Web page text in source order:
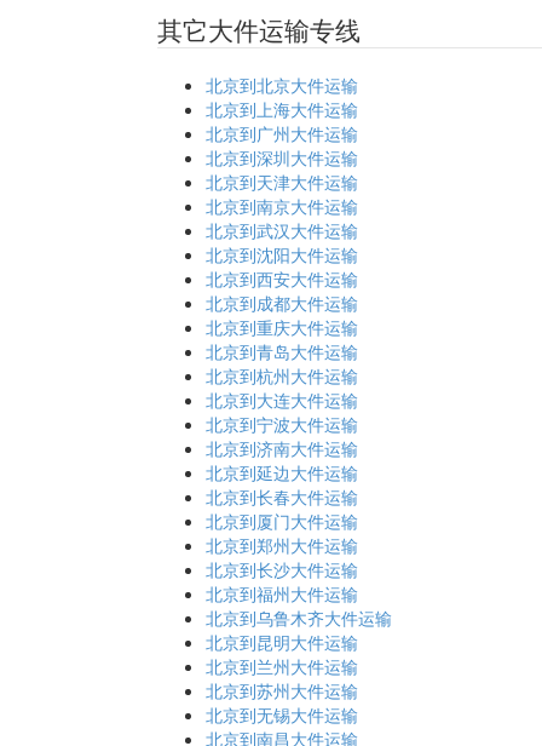
其它大件运输专线
北京到北京大件运输
北京到上海大件运输
北京到广州大件运输
北京到深圳大件运输
北京到天津大件运输
北京到南京大件运输
北京到武汉大件运输
北京到沈阳大件运输
北京到西安大件运输
北京到成都大件运输
北京到重庆大件运输
北京到青岛大件运输
北京到杭州大件运输
北京到大连大件运输
北京到宁波大件运输
北京到济南大件运输
北京到延边大件运输
北京到长春大件运输
北京到厦门大件运输
北京到郑州大件运输
北京到长沙大件运输
北京到福州大件运输
北京到乌鲁木齐大件运输
北京到昆明大件运输
北京到兰州大件运输
北京到苏州大件运输
北京到无锡大件运输
北京到南昌大件运输